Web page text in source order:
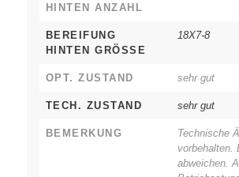
HINTEN ANZAHL
BEREIFUNG
HINTEN GRÖSSE
18X7-8
OPT. ZUSTAND sehr gut
TECH. ZUSTAND sehr gut
BEMERKUNG
Technische
vorbehalten.
abweichen.